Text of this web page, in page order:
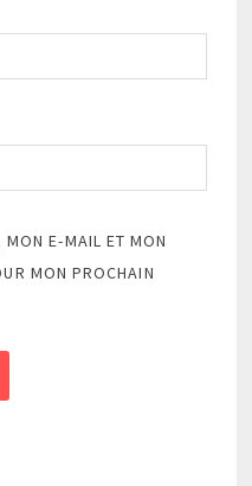
E-MAIL ET MON
MON PROCHAIN